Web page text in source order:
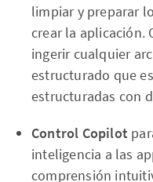
limpiar y preparar
crear la aplicación.
ingerir cualquier
estructurado que
estructuradas con
Control Copilot
inteligencia a las
comprensión